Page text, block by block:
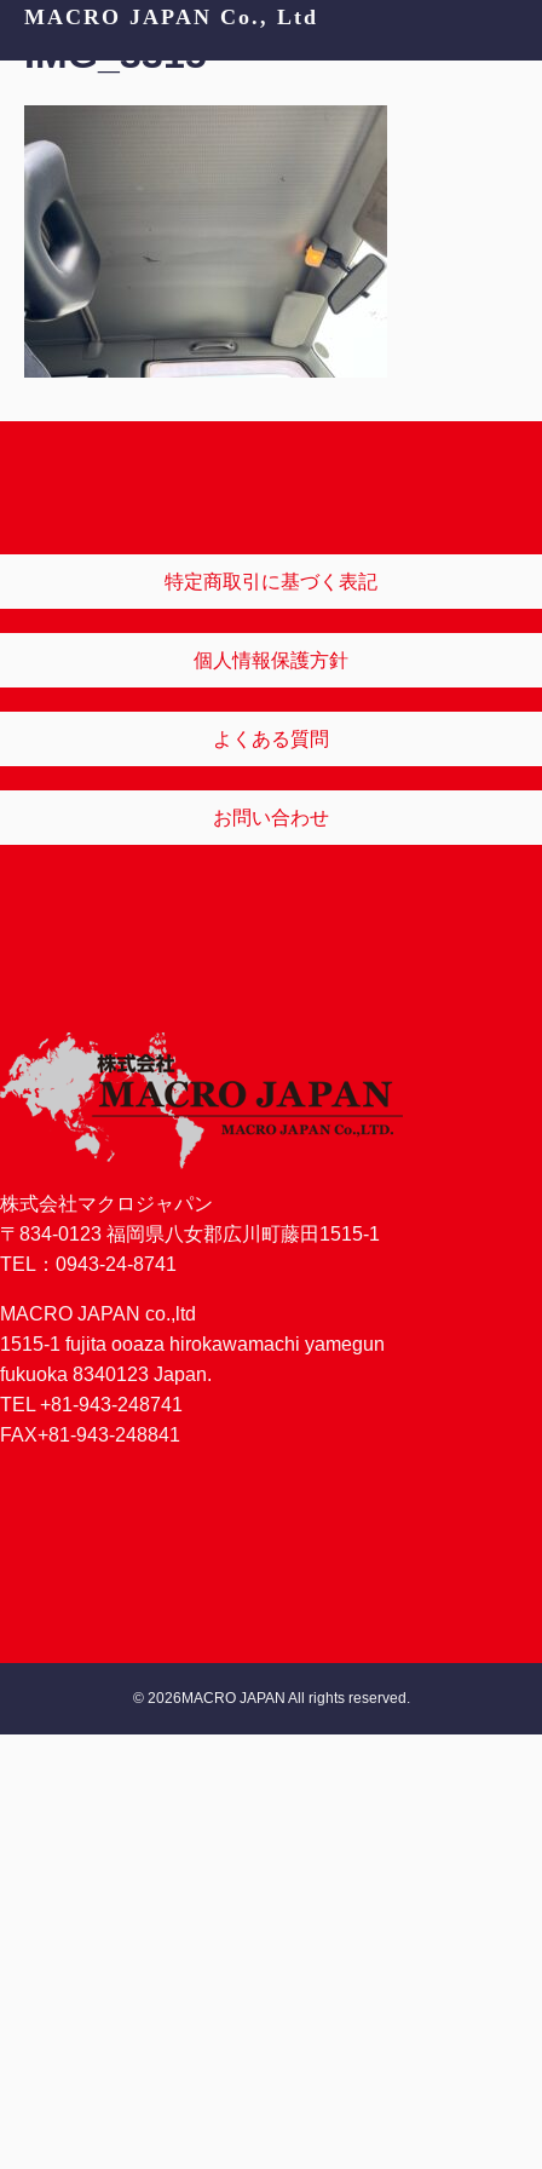
MACRO JAPAN Co., Ltd
IMG_3315
特定商取引に基づく表記
個人情報保護方針
よくある質問
お問い合わせ
株式会社マクロジャパン
〒834-0123 福岡県八女郡広川町藤田1515-1
TEL：0943-24-8741
MACRO JAPAN co.,ltd
1515-1 fujita ooaza hirokawamachi yamegun
fukuoka 8340123 Japan.
TEL +81-943-248741
FAX+81-943-248841
© 2026MACRO JAPAN All rights reserved.